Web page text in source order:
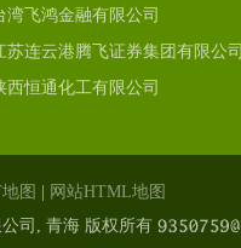
湾飞鸿金融有限公司
苏连云港腾飞证券集团有限公司
西恒通化工有限公司
图
网站HTML地图
司, 青海 版权所有